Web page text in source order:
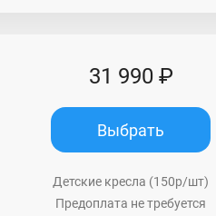
31 990 ₽
Выбрать
Детские кресла (150р/шт)
Предоплата не требуется